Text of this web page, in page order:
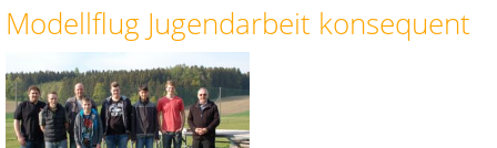
Modellflug Jugendarbeit konsequent